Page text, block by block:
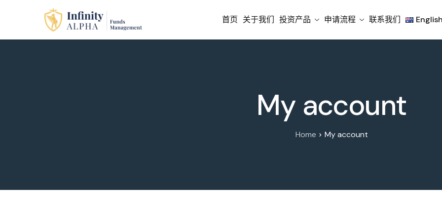
首页 关于我们 投资产品 申请流程 联系我们
My account
Home My account